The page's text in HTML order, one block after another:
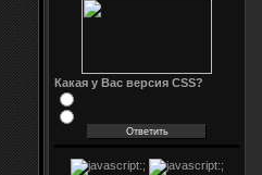
Какая у Вас версия CSS?